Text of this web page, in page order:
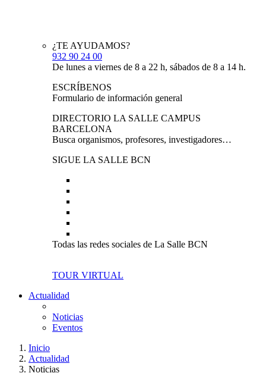
¿TE AYUDAMOS?
932 90 24 00
De lunes a viernes de 8 a 22 h, sábados de 8 a 14 h.
ESCRÍBENOS
Formulario de información general
DIRECTORIO LA SALLE CAMPUS
BARCELONA
Busca organismos, profesores, investigadores…
SIGUE LA SALLE BCN
Todas las redes sociales de La Salle BCN
TOUR VIRTUAL
Actualidad
Noticias
Eventos
Inicio
Actualidad
Noticias